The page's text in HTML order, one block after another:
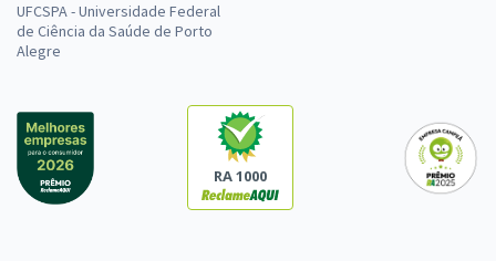
UFCSPA - Universidade Federal
de Ciência da Saúde de Porto
Alegre
RA 1000